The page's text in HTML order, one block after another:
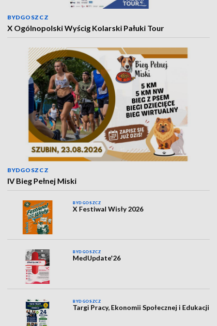
BYDGOSZCZ
X Ogólnopolski Wyścig Kolarski Pałuki Tour
BYDGOSZCZ
IV Bieg Pełnej Miski
BYDGOSZCZ
X Festiwal Wisły 2026
BYDGOSZCZ
MedUpdate'26
BYDGOSZCZ
Targi Pracy, Ekonomii Społecznej i Edukacji